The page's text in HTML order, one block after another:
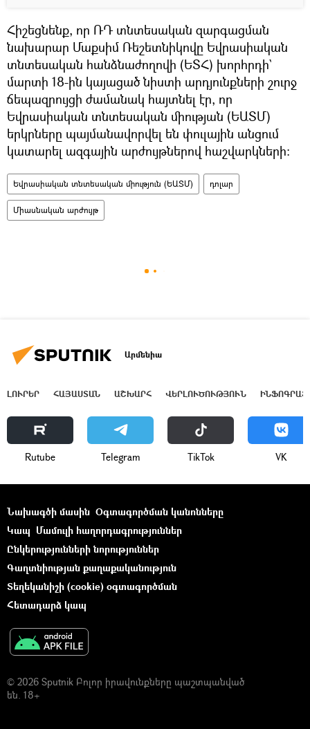
Հիշեցնենք, որ ՌԴ տնտեսական զարգացման
նախարար Մաքսիմ Ռեշետնիկովը Եվրասիական
տնտեսական հանձնաժողովի (ԵՏՀ) խորհրդի`
մարտի 18-ին կայացած նիստի արդյունքների շուրջ
ճեպազրույցի ժամանակ հայտնել էր, որ
Եվրասիական տնտեսական միության (ԵԱՏՄ)
երկրները պայմանավորվել են փուլային անցում
կատարել ազգային արժույթներով հաշվարկների:
Եվրասիական տնտեսական միություն (ԵԱՏՄ) դոլար
Միասնական արժույթ
Արմենիա
ԼՈՒՐԵՐ ՀԱՅԱՍՏԱՆ ԱՇԽԱՐՀ ՎԵՐԼՈՒԾՈՒԹՅՈՒՆ
Rutube Telegram ТikТоk VK
Նախագծի մասին Օգտագործման կանոնները
Կապ Մամուլի հաղորդագրություններ
Ընկերությունների նորություններ
Գաղտնիության քաղաքականություն
Տեղեկանիշի (cookie) օգտագործման
Հետադարձ կապ
© 2026 Sputnik Բոլոր իրավունքները պաշտպանված
են. 18+